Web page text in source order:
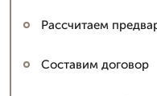
Рассчитаем
Составим договор